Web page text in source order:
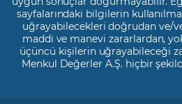
sayfalarındaki bilgilerin
uğrayabilecekleri doğrudan ve/
maddi ve manevi zararlardan,
üçüncü kişilerin uğrayabileceği
Menkul Değerler A.Ş. hiçbir